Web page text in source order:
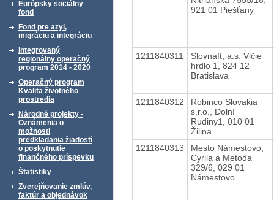
Európsky sociálny
fond
Fond pre azyl,
migráciu a integráciu
Integrovaný
regionálny operačný
program 2014 - 2020
Operačný program
Kvalita životného
prostredia
Národné projekty -
Oznámenia o
možnosti
predkladania žiadostí
o poskytnutie
finančného príspevku
Štatistiky
Zverejňovanie zmlúv,
faktúr a objednávok
921 01 Piešťany
1211840311
Slovnaft, a.s. Vlčie
hrdlo 1, 824 12
Bratislava
1211840312
Robinco Slovakia
s.r.o., Dolní
Rudiny1, 010 01
Žilina
1211840313
Mesto Námestovo,
Cyrila a Metoda
329/6, 029 01
Námestovo